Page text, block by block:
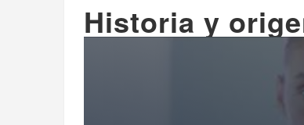
Historia y